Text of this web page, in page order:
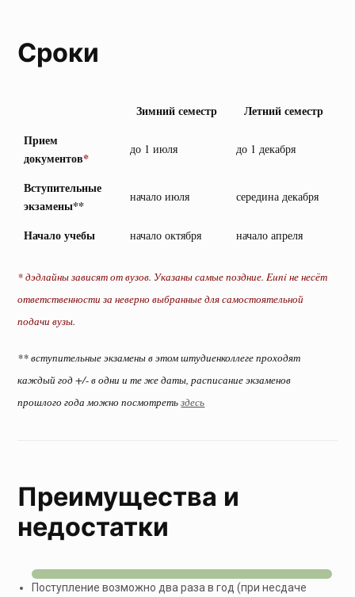
Сроки
Зимний семестр
Летний семестр
Прием
документов*
до 1 июля до 1 декабря
Вступительные
экзамены**
начало июля середина декабря
Начало учебы начало октября начало апреля
* дэдлайны зависят от вузов. Указаны самые поздние. Euni не несёт
ответственности за неверно выбранные для самостоятельной
подачи вузы.
** вступительные экзамены в этом штудиенколлеге проходят
каждый год +/- в одни и те же даты, расписание экзаменов
прошлого года можно посмотретьздесь
Преимущества и
недостатки
Поступление возможно два раза в год (при несдаче